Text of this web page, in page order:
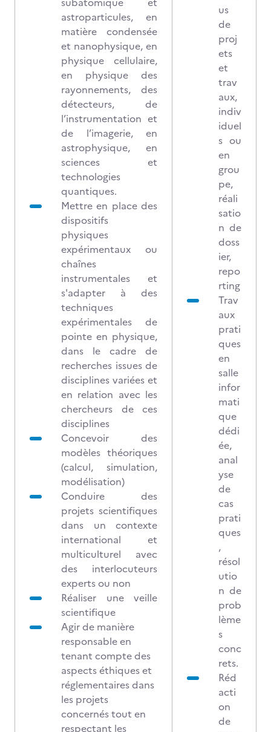
astroparticules, en
matière condensée
et nanophysique, en
physique cellulaire,
en physique des
rayonnements, des
détecteurs, de
l’instrumentation et
de l’imagerie, en
astrophysique, en
sciences et
technologies
quantiques.
Mettre en place des
dispositifs
physiques
expérimentaux ou
chaînes
instrumentales et
s'adapter à des
techniques
expérimentales de
pointe en physique,
dans le cadre de
recherches issues de
disciplines variées et
en relation avec les
chercheurs de ces
disciplines
Concevoir des
modèles théoriques
(calcul, simulation,
modélisation)
Conduire des
projets scientifiques
dans un contexte
international et
multiculturel avec
des interlocuteurs
experts ou non
Réaliser une veille
scientifique
Agir de manière
responsable en
tenant compte des
aspects éthiques et
réglementaires dans
les projets
concernés tout en
respectant les
us
de
proj
ets
et
trav
aux,
indiv
iduel
s ou
en
grou
pe,
réali
satio
n de
doss
ier,
repo
rting
Trav
aux
prati
ques
en
salle
infor
mati
que
dédi
ée,
anal
yse
de
cas
prati
ques
,
résol
utio
n de
prob
lème
s
conc
rets.
Réd
acti
on
de